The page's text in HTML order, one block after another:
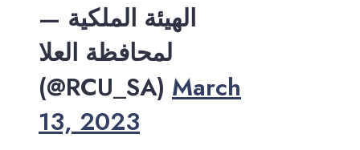
— الهيئة الملكية
لمحافظة العلا
(@RCU_SA) March
13, 2023